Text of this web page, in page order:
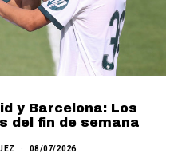
y Barcelona: Los
del fin de semana
08/07/2026